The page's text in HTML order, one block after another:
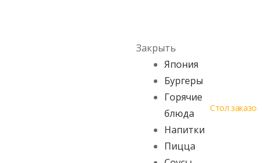
Закрыть
Япония
Бургеры
Горячие
блюда
Напитки
Пицца
Стол заказов